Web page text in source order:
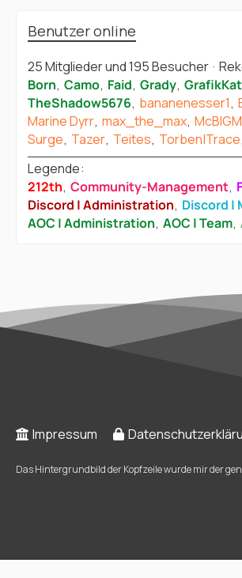
Benutzer online
25 Mitglieder und 195 Besucher
Born Camo Faid Grady
TheShadow5676 bananenesser1
Marine Dyrr max_the_max
Surge Tazer Teites Torben|Trace
Legende
212th Community-Management
Discord | Administration Discord |
AOC | Administration AOC | Team
Impressum
Das Hintergrundbild der Kopfzeile wurde mir der